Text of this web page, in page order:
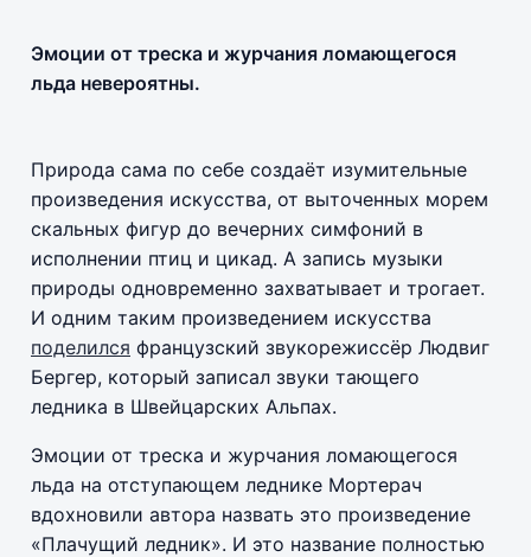
Эмоции от треска и журчания ломающегося
льда невероятны.
Природа сама по себе создаёт изумительные
произведения искусства, от выточенных морем
скальных фигур до вечерних симфоний в
исполнении птиц и цикад. А запись музыки
природы одновременно захватывает и трогает.
И одним таким произведением искусства
поделился французский звукорежиссёр Людвиг
Бергер, который записал звуки тающего
ледника в Швейцарских Альпах.
Эмоции от треска и журчания ломающегося
льда на отступающем леднике Мортерач
вдохновили автора назвать это произведение
«Плачущий ледник». И это название полностью